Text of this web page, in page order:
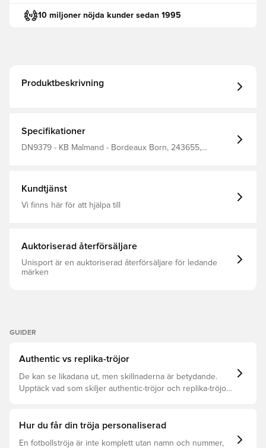
10 miljoner nöjda kunder sedan 1995
Produktbeskrivning
Specifikationer
DN9379 - KB Malmand - Bordeaux Born, 243655,
Kundtjänst
Vi finns här för att hjälpa till
Auktoriserad återförsäljare
Unisport är en auktoriserad återförsäljare för ledande
märken
GUIDER
Authentic vs replika-tröjor
De kan se likadana ut, men skillnaderna är betydande.
Upptäck vad som skiljer authentic-tröjor och replika-tröjor
Hur du får din tröja personaliserad
En fotbollströja är inte komplett utan namn och nummer,